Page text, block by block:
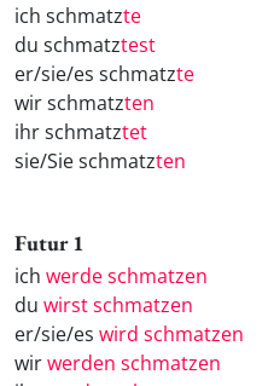
ich schmatzte
du schmatztest
er/sie/es schmatzte
wir schmatzten
ihr schmatztet
sie/Sie schmatzten
Futur 1
ich werde schmatzen
du wirst schmatzen
er/sie/es wird schmatzen
wirwerden schmatzen